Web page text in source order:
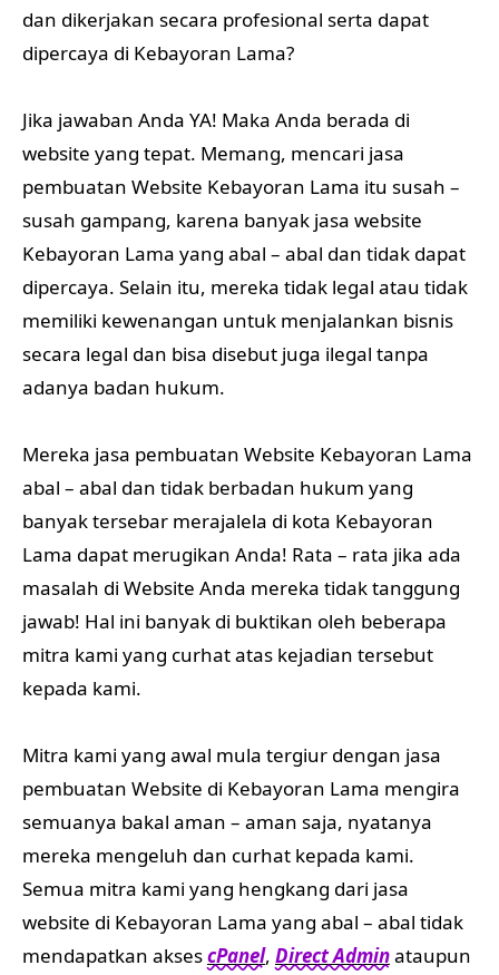
dan dikerjakan secara profesional serta dapat
dipercaya di Kebayoran Lama?
Jika jawaban Anda YA! Maka Anda berada di
website yang tepat. Memang, mencari jasa
pembuatan Website Kebayoran Lama itu susah –
susah gampang, karena banyak jasa website
Kebayoran Lama yang abal – abal dan tidak dapat
dipercaya. Selain itu, mereka tidak legal atau tidak
memiliki kewenangan untuk menjalankan bisnis
secara legal dan bisa disebut juga ilegal tanpa
adanya badan hukum.
Mereka jasa pembuatan Website Kebayoran Lama
abal – abal dan tidak berbadan hukum yang
banyak tersebar merajalela di kota Kebayoran
Lama dapat merugikan Anda! Rata – rata jika ada
masalah di Website Anda mereka tidak tanggung
jawab! Hal ini banyak di buktikan oleh beberapa
mitra kami yang curhat atas kejadian tersebut
kepada kami.
Mitra kami yang awal mula tergiur dengan jasa
pembuatan Website di Kebayoran Lama mengira
semuanya bakal aman – aman saja, nyatanya
mereka mengeluh dan curhat kepada kami.
Semua mitra kami yang hengkang dari jasa
website di Kebayoran Lama yang abal – abal tidak
mendapatkan aksescPanel, Direct Adminataupun